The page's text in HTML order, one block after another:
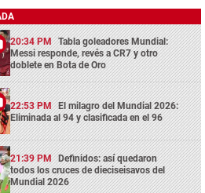
20:34 PM Tabla goleadores Mundial:
Messi responde, revés a CR7 y otro
doblete en Bota de Oro
22:53 PM El milagro del Mundial 2026:
Eliminada al 94 y clasificada en el 96
21:39 PM Definidos: así quedaron
todos los cruces de dieciseisavos del
Mundial 2026